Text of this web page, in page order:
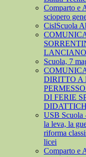
Comparto e
sciopero
CislScuola
LANCIANO
Scuola, 7
DIRITTO A
DI FERIE
USB Scuola
la leva, la
riforma
licei
Comparto e